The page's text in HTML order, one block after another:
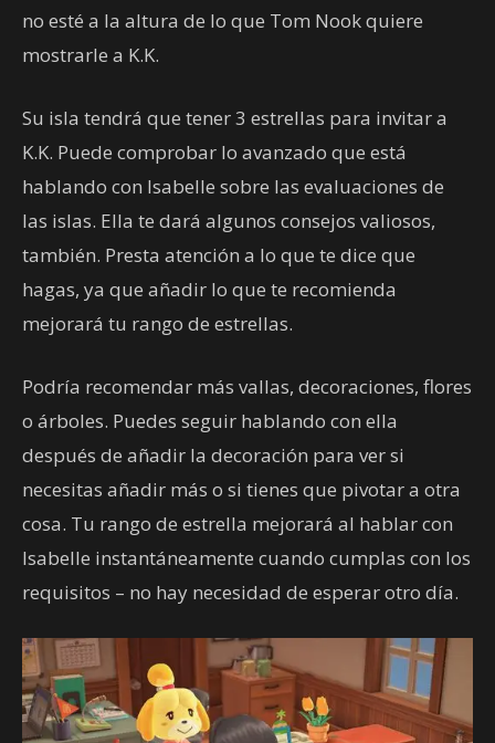
no esté a la altura de lo que Tom Nook quiere
mostrarle a K.K.
Su isla tendrá que tener 3 estrellas para invitar a
K.K. Puede comprobar lo avanzado que está
hablando con Isabelle sobre las evaluaciones de
las islas. Ella te dará algunos consejos valiosos,
también. Presta atención a lo que te dice que
hagas, ya que añadir lo que te recomienda
mejorará tu rango de estrellas.
Podría recomendar más vallas, decoraciones, flores
o árboles. Puedes seguir hablando con ella
después de añadir la decoración para ver si
necesitas añadir más o si tienes que pivotar a otra
cosa. Tu rango de estrella mejorará al hablar con
Isabelle instantáneamente cuando cumplas con los
requisitos – no hay necesidad de esperar otro día.